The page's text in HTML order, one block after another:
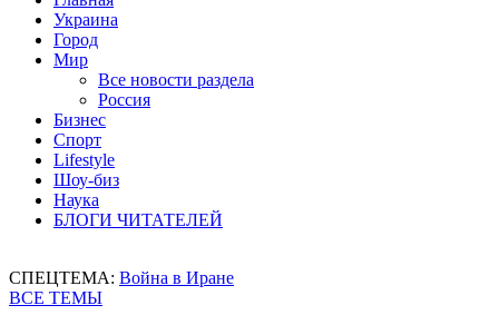
Украина
Город
Мир
Все новости раздела
Россия
Бизнес
Спорт
Lifestyle
Шоу-биз
Наука
БЛОГИ ЧИТАТЕЛЕЙ
СПЕЦТЕМА: Война в Иране
ВСЕ ТЕМЫ